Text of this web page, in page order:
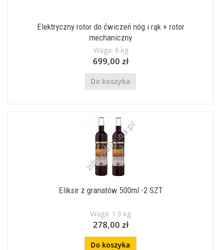
Elektryczny rotor do ćwiczeń nóg i rąk + rotor
mechaniczny
Waga: 6 kg
699,00 zł
Do koszyka
Eliksir z granatów 500ml -2 SZT
Waga: 1.9 kg
278,00 zł
Do koszyka